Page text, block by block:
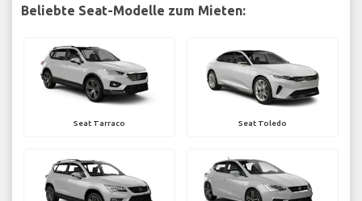
Beliebte Seat-Modelle zum Mieten:
Seat Tarraco Seat Toledo